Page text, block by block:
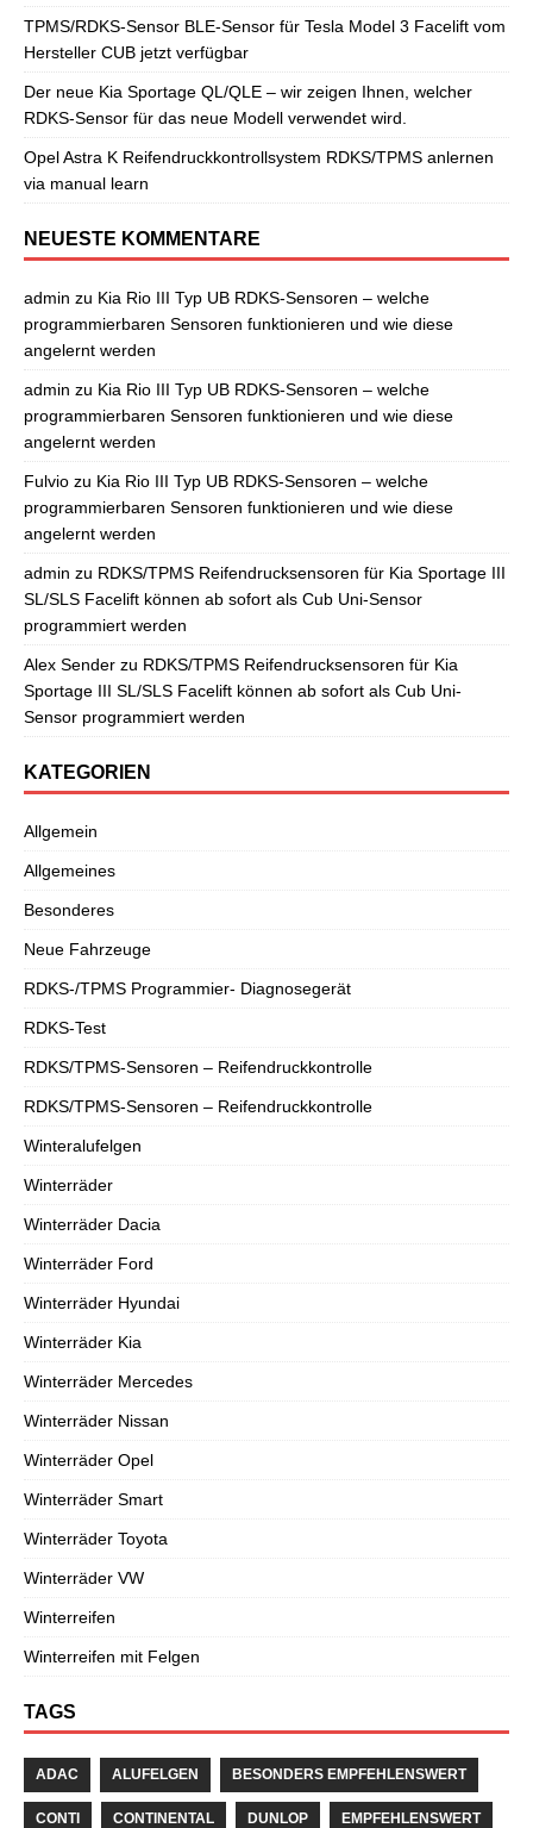
TPMS/RDKS-Sensor BLE-Sensor für Tesla Model 3 Facelift vom
Hersteller CUB jetzt verfügbar
Der neue Kia Sportage QL/QLE – wir zeigen Ihnen, welcher
RDKS-Sensor für das neue Modell verwendet wird.
Opel Astra K Reifendruckkontrollsystem RDKS/TPMS anlernen
via manual learn
NEUESTE KOMMENTARE
admin zu Kia Rio III Typ UB RDKS-Sensoren – welche
programmierbaren Sensoren funktionieren und wie diese
angelernt werden
admin zu Kia Rio III Typ UB RDKS-Sensoren – welche
programmierbaren Sensoren funktionieren und wie diese
angelernt werden
Fulvio zu Kia Rio III Typ UB RDKS-Sensoren – welche
programmierbaren Sensoren funktionieren und wie diese
angelernt werden
admin zu RDKS/TPMS Reifendrucksensoren für Kia Sportage III
SL/SLS Facelift können ab sofort als Cub Uni-Sensor
programmiert werden
Alex Sender zu RDKS/TPMS Reifendrucksensoren für Kia
Sportage III SL/SLS Facelift können ab sofort als Cub Uni-
Sensor programmiert werden
KATEGORIEN
Allgemein
Allgemeines
Besonderes
Neue Fahrzeuge
RDKS-/TPMS Programmier- Diagnosegerät
RDKS-Test
RDKS/TPMS-Sensoren – Reifendruckkontrolle
RDKS/TPMS-Sensoren – Reifendruckkontrolle
Winteralufelgen
Winterräder
Winterräder Dacia
Winterräder Ford
Winterräder Hyundai
Winterräder Kia
Winterräder Mercedes
Winterräder Nissan
Winterräder Opel
Winterräder Smart
Winterräder Toyota
Winterräder VW
Winterreifen
Winterreifen mit Felgen
TAGS
ADAC ALUFELGEN BESONDERS EMPFEHLENSWERT
CONTI CONTINENTAL DUNLOP EMPFEHLENSWERT